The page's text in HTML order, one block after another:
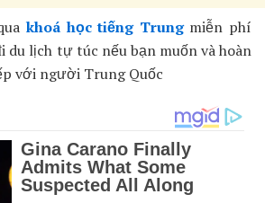
khoá học tiếng Trungmiễn phí
du lịch tự túc nếu bạn muốn và hoàn
với người Trung Quốc